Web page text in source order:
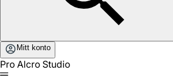
Mitt konto
Pro Alcro Studio